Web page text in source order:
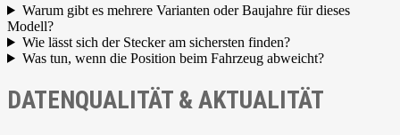
Warum gibt es mehrere Varianten oder Baujahre für dieses
Modell?
Wie lässt sich der Stecker am sichersten finden?
Was tun, wenn die Position beim Fahrzeug abweicht?
DATENQUALITÄT & AKTUALITÄT